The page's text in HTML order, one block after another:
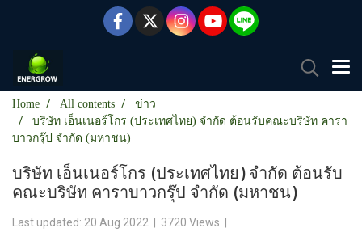
Home All contents
ข่าว
บริษัท เอ็นเนอร์โกร (ประเทศไทย) จำกัด ต้อนรับคณะบริษัท คารา
บาวกรุ๊ป จำกัด (มหาชน)
บริษัท เอ็นเนอร์โกร (ประเทศไทย) จำกัด ต้อนรับ
คณะบริษัท คาราบาวกรุ๊ป จำกัด (มหาชน)
Last updated: 20 Aug 2022 3720 Views